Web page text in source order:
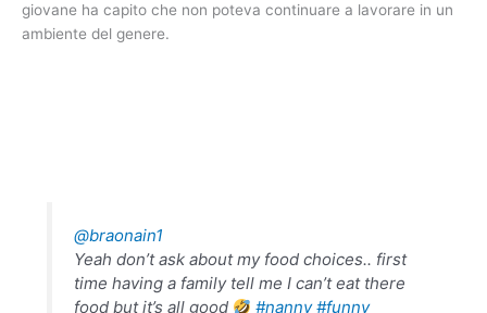
giovane ha capito che non poteva continuare a lavorare in un
ambiente del genere.
@braonain1
Yeah don’t ask about my food choices.. first
time having a family tell me I can’t eat there
food but it’s all good
#nanny #funny